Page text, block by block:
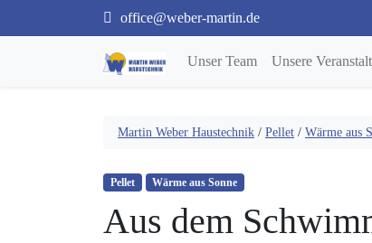
office@weber-martin.de
Unser Team Unsere
Martin Weber Haustechnik / Pellet / Wärme aus
Pellet Wärme aus Sonne
Aus dem